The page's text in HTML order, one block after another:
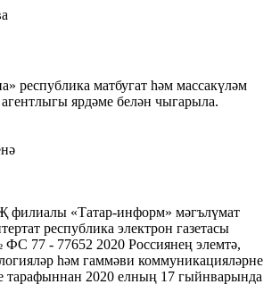
республика матбугат һәм массакүләм
ярдәме белән чыгарыла.
«Татар-информ» мәгълүмат
республика электрон газетасы
77 - 77652 2020 Россиянең элемтә,
һәм гаммәви коммуникацияләрне
тарафыннан 2020 елның 17 гыйнварында